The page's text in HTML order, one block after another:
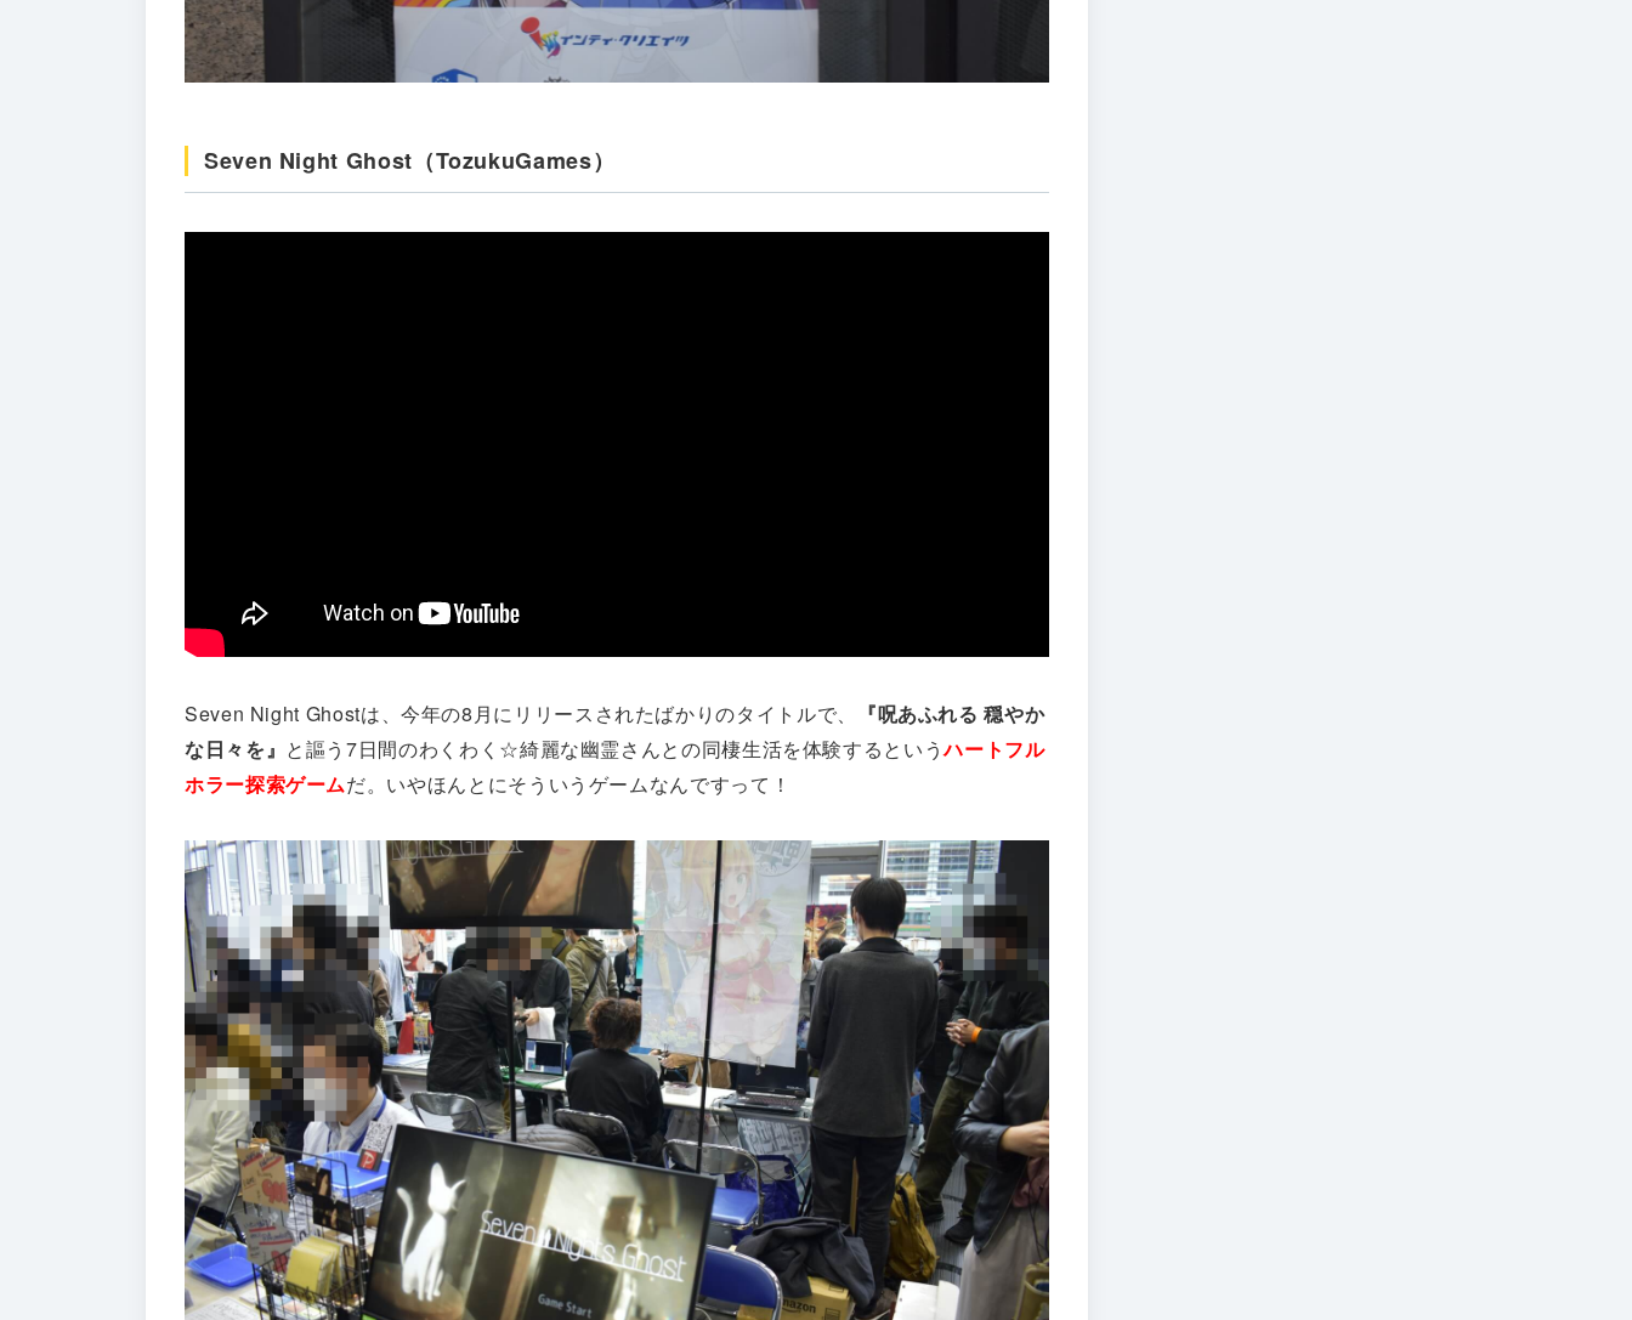
Seven Night Ghost（TozukuGames）
Seven Night Ghostは、今年の8月にリリースされたばかりのタイトルで、
『呪あふれる 穏やか
な日々を』 と謳う7日間のわくわく☆綺麗な幽霊さんとの同棲生活を体験するというハートフル
ホラー探索ゲームだ。いやほんとにそういうゲームなんですって！